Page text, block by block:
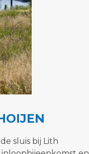
sluis bij Lith